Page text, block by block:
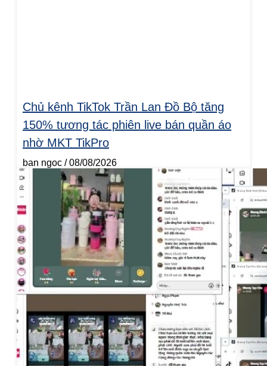
Chủ kênh TikTok Trần Lan Đồ Bộ tăng
150% tương tác phiên live bán quần áo
nhờ MKT TikPro
ban ngoc 08/08/2026